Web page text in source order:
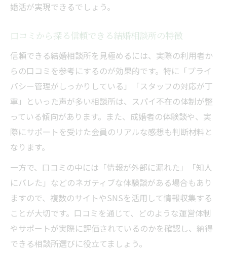
婚活が実現できるでしょう。
口コミから探る信頼できる結婚相談所の特徴
信頼できる結婚相談所を見極めるには、実際の利用者か
らの口コミを参考にするのが効果的です。特に「プライ
バシー管理がしっかりしている」「スタッフの対応が丁
寧」といった声が多い相談所は、スパイ不在の体制が整
っている傾向があります。また、成婚者の体験談や、実
際にサポートを受けた会員のリアルな感想も判断材料と
なります。
一方で、口コミの中には「情報が外部に漏れた」「知人
にバレた」などのネガティブな体験談がある場合もあり
ますので、複数のサイトやSNSを活用して情報収集する
ことが大切です。口コミを通じて、どのような運営体制
やサポートが実際に評価されているのかを確認し、納得
できる相談所選びに役立てましょう。